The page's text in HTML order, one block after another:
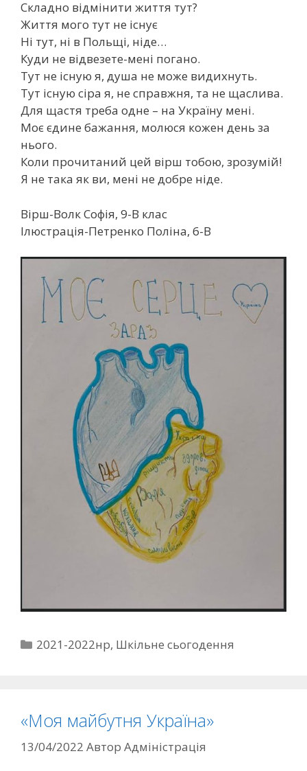
Складно відмінити життя тут?
Життя мого тут не існує
Ні тут, ні в Польщі, ніде…
Куди не відвезете-мені погано.
Тут не існую я, душа не може видихнуть.
Тут існую сіра я, не справжня, та не щаслива.
Для щастя треба одне – на Україну мені.
Моє єдине бажання, молюся кожен день за
нього.
Коли прочитаний цей вірш тобою, зрозумій!
Я не така як ви, мені не добре ніде.
Вірш-Волк Софія, 9-В клас
Ілюстрація-Петренко Поліна, 6-В
2021-2022нр, Шкільне сьогодення
«Моя майбутня Україна»
13/04/2022 Автор Адміністрація